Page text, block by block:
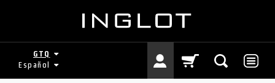
GTQ
Español